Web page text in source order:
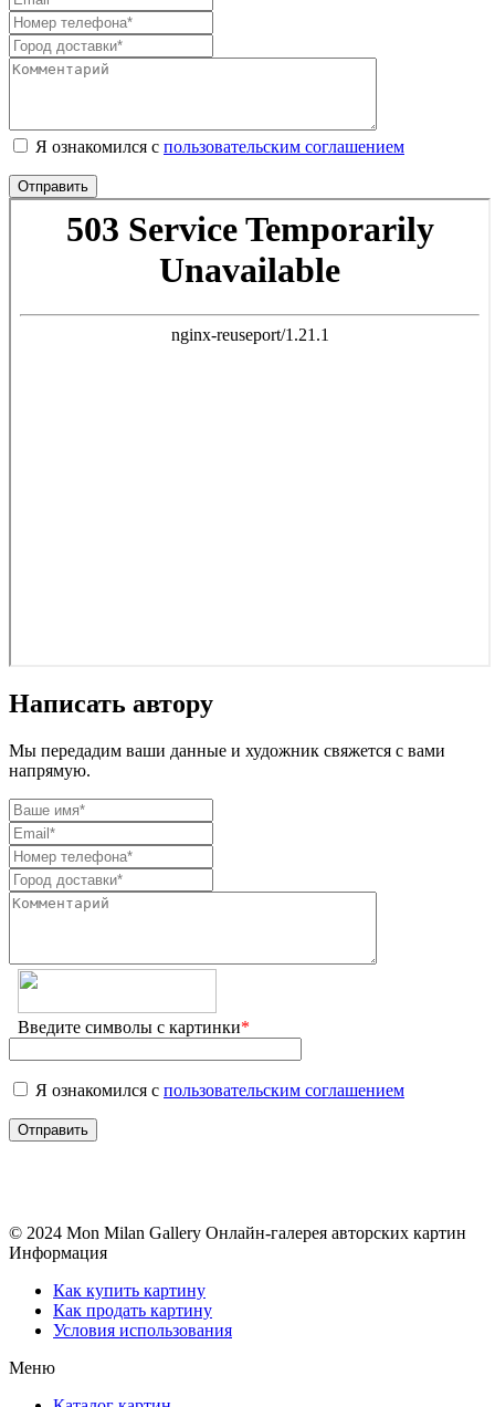
Я ознакомился с пользовательским соглашением
Написать автору
Мы передадим ваши данные и художник свяжется с вами
напрямую.
Введите символы с картинки*
Я ознакомился с пользовательским соглашением
© 2024 Mon Milan Gallery Онлайн-галерея авторских картин
Информация
Как купить картину
Как продать картину
Условия использования
Меню